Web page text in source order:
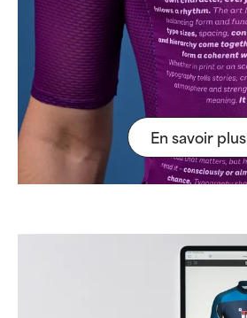
En savoir plus